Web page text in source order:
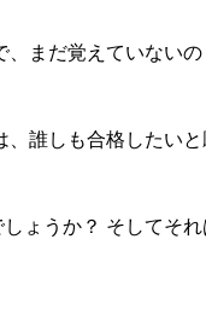
まだ覚えていない
誰しも合格したい
ょうか？ そしてそ